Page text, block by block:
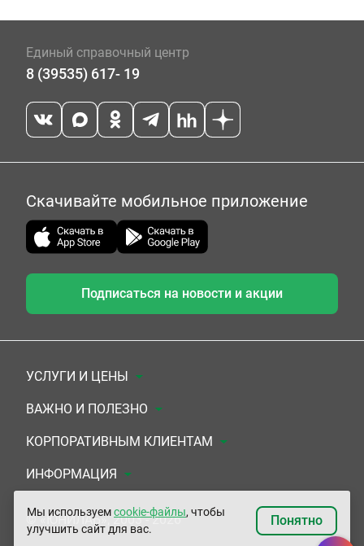
Единый справочный центр
8 (39535) 617- 19
Скачивайте мобильное приложение
Подписаться на новости и акции
УСЛУГИ И ЦЕНЫ
Анализы
Комплексы
УЗИ
ЭКГ/Холтер/СМАД
Приемы врачей
ВАЖНО И ПОЛЕЗНО
Документы для заключения договора
Система скидок
Подарочные сертификаты
Сертификаты на комплексные программы
КОРПОРАТИВНЫМ КЛИЕНТАМ
Медицинским организациям
Прочим организациям
ИНФОРМАЦИЯ
О Компании
Контакты
© «ЮНИЛАБ», 2003 - 2026
Мы используемcookie-файлы, чтобы
улучшить сайт для вас.
Понятно